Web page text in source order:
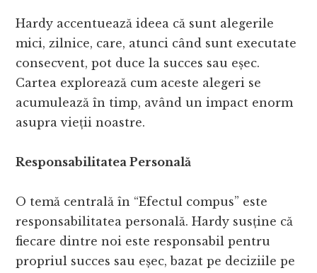
Hardy accentuează ideea că sunt alegerile
mici, zilnice, care, atunci când sunt executate
consecvent, pot duce la succes sau eșec.
Cartea explorează cum aceste alegeri se
acumulează în timp, având un impact enorm
asupra vieții noastre.
Responsabilitatea Personală
O temă centrală în “Efectul compus” este
responsabilitatea personală. Hardy susține că
fiecare dintre noi este responsabil pentru
propriul succes sau eșec, bazat pe deciziile pe